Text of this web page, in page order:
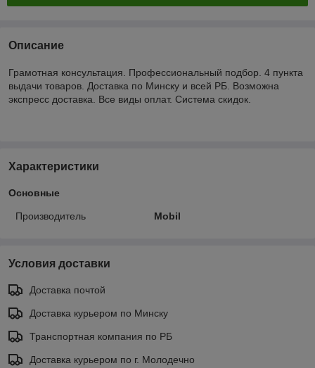
Описание
Грамотная консультация. Профессиональный подбор. 4 пункта
выдачи товаров. Доставка по Минску и всей РБ. Возможна
экспресс доставка. Все виды оплат. Система скидок.
Характеристики
Основные
Производитель Mobil
Условия доставки
Доставка почтой
Доставка курьером по Минску
Транспортная компания по РБ
Доставка курьером по г. Молодечно